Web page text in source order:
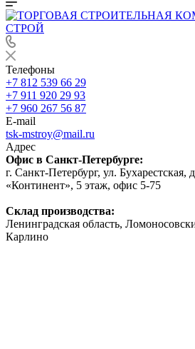
Телефоны
+7 812 539 66 29
+7 911 920 29 93
+7 960 267 56 87
E-mail
tsk-mstroy@mail.ru
Адрес
Офис в Санкт-Петербурге:
г. Санкт-Петербург, ул.
«Континент», 5 этаж, офис 5-75
Склад производства:
Ленинградская область,
Карлино